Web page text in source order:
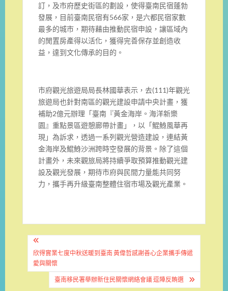
訂，及市府歷史街區的劃設，使得臺南民宿蓬勃
發展，目前臺南民宿有566家，是六都民宿家數
最多的城市，期待藉由推動民宿申設，讓區域內
的閒置房產得以活化，獲得完善保存並創造收
益，達到文化傳承的目的。
市府觀光旅遊局局長林國華表示，去(111)年觀光
旅遊局也針對南區的觀光建設申請中央計畫，獲
補助2億元辦理「臺南『黃金海岸。海洋新樂
園』重點景區遊憩廊帶計畫」，以「鯤鯓風華再
現」為訴求，透過一系列觀光營造建設，連結黃
金海岸及鯤鯓沙洲跨時空發展的背景。除了這個
計畫外，未來觀旅局將持續爭取預算推動觀光建
設及觀光發展，期待市府與民間力量能共同努
力，攜手再升級臺南整體住宿市場及觀光產業。
文
章
導
欣得實業七度中秋送暖到臺南 黃偉哲感謝善心企業攜手傳遞
愛與關懷
臺南移民署舉辦新住民關懷網絡會議 逗陣反賄選